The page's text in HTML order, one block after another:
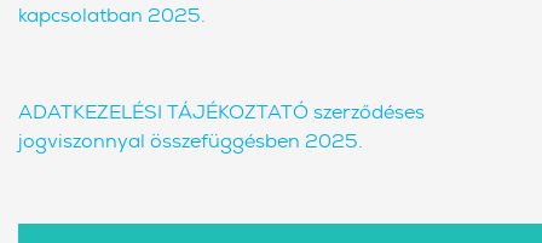
kapcsolatban 2025.
ADATKEZELÉSI TÁJÉKOZTATÓ szerződéses
jogviszonnyal összefüggésben 2025.